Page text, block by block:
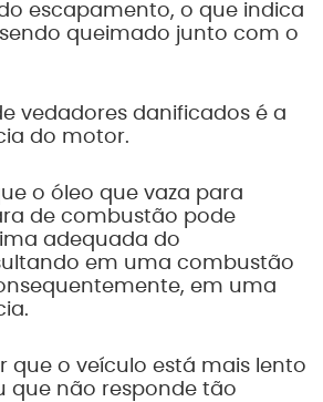
escapamento, o que indica
queimado junto com o
vedadores danificados é a
do motor.
o óleo que vaza para
de combustão pode
adequada do
em uma combustão
em uma
que o veículo está mais lento
que não responde tão